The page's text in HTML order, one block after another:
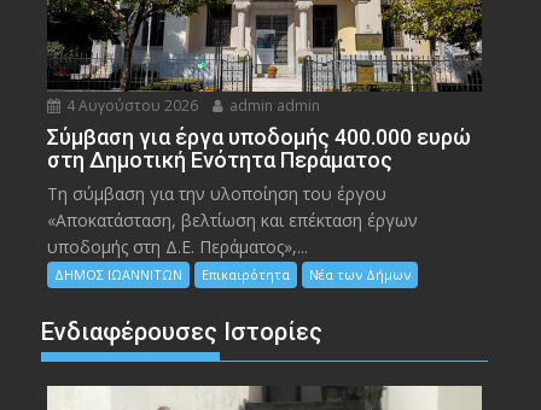
4 Αυγούστου 2026 admin admin
Σύμβαση για έργα υποδομής 400.000 ευρώ
στη Δημοτική Ενότητα Περάματος
Τη σύμβαση για την υλοποίηση του έργου
«Αποκατάσταση, βελτίωση και επέκταση έργων
υποδομής στη Δ.Ε. Περάματος»,...
ΔΗΜΟΣ ΙΩΑΝΝΙΤΩΝ Επικαιρότητα Νέα των Δήμων
Ενδιαφέρουσες Ιστορίες